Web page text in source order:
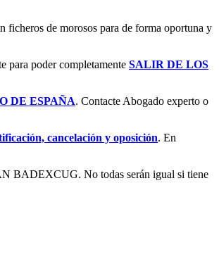
ficheros de morosos para de forma oportuna y
para poder completamente SALIR DE LOS
DE ESPAÑA. Contacte Abogado experto o
cancelación y oposición. En
BADEXCUG. No todas serán igual si tiene